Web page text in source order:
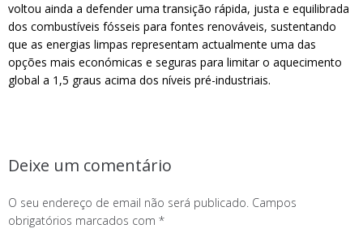
voltou ainda a defender uma transição rápida, justa e equilibrada
dos combustíveis fósseis para fontes renováveis, sustentando
que as energias limpas representam actualmente uma das
opções mais económicas e seguras para limitar o aquecimento
global a 1,5 graus acima dos níveis pré-industriais.
Deixe um comentário
O seu endereço de email não será publicado. Campos
obrigatórios marcados com *